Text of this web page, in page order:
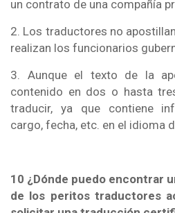
un contrato de una compañía
2. Los traductores no
realizan los funcionarios
3. Aunque el texto de la
contenido en dos o hasta
traducir, ya que contiene
cargo, fecha, etc. en el idioma
10 ¿Dónde puedo encontrar
de los peritos traductores